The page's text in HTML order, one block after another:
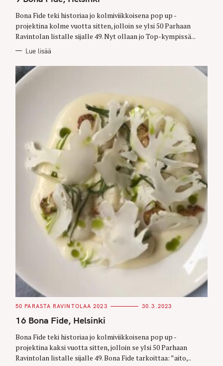
E
O
R
I
E
S
Bona Fide teki historiaa jo kolmiviikkoisena pop up -
projektina kolme vuotta sitten, jolloin se ylsi 50 Parhaan
Ravintolan listalle sijalle 49. Nyt ollaan jo Top-kympissä...
Lue lisää
C
T
E
O
R
I
E
S
50 PARASTA RAVINTOLAA 2023 30.3.2023
16 Bona Fide, Helsinki
Bona Fide teki historiaa jo kolmiviikkoisena pop up -
projektina kaksi vuotta sitten, jolloin se ylsi 50 Parhaan
Ravintolan listalle sijalle 49. Bona Fide tarkoittaa: ”aito,..